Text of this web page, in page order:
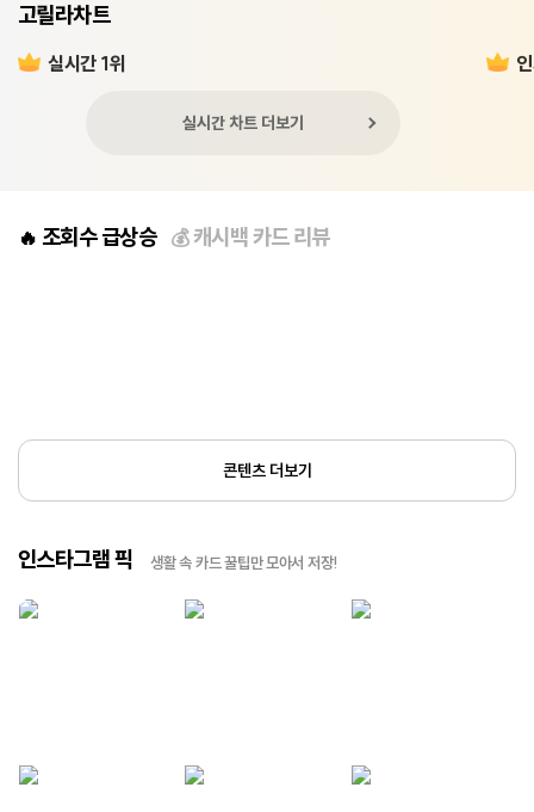
고릴라차트
실시간 1위
실시간 차트 더보기
🔥 조회수 급상승 💰캐시백 카드 리뷰
콘텐츠 더보기
인스타그램 픽 생활 속 카드 꿀팁만 모아서 저장!